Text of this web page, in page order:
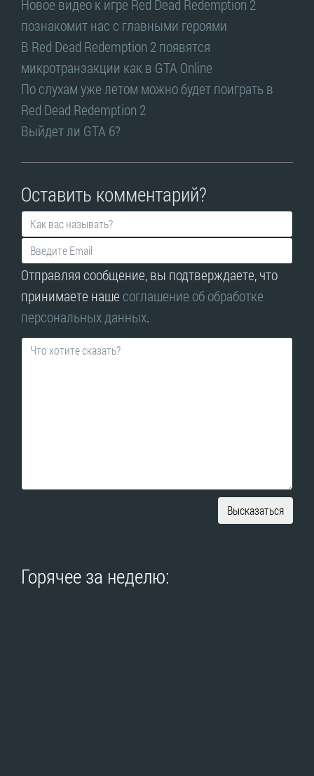
Новое видео к игре Red Dead Redemption 2
познакомит нас с главными героями
В Red Dead Redemption 2 появятся
микротранзакции как в GTA Online
По слухам уже летом можно будет поиграть в
Red Dead Redemption 2
Выйдет ли GTA 6?
Оставить комментарий?
Отправляя сообщение, вы подтверждаете, что
принимаете наше соглашение об обработке
персональных данных.
Высказаться
Горячее за неделю: